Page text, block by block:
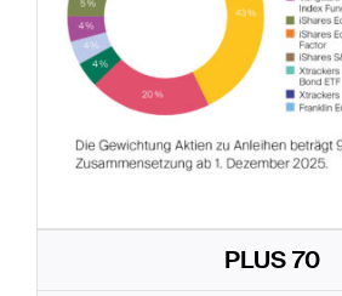
PLUS 70